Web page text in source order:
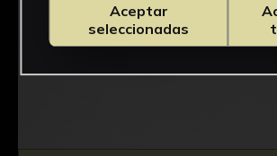
Aceptar
seleccionadas